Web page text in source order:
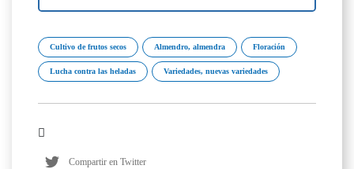
Cultivo de frutos secos Almendro, almendra Floración
Lucha contra las heladas Variedades, nuevas variedades
Compartir en Twitter